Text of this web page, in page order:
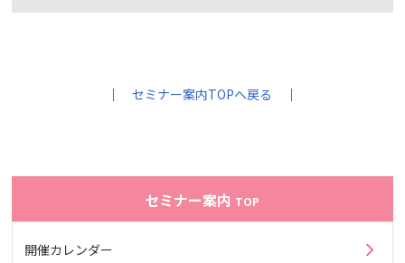
｜セミナー案内TOPへ戻る ｜
セミナー案内 TOP
開催カレンダー